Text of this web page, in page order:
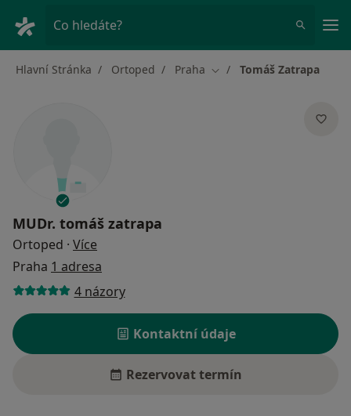
Co hledáte?
Hlavní Stránka Ortoped Praha Změna města
Tomáš Zatrapa
MUDr. tomáš zatrapa
Ortoped · Více
Praha 1 adresa
4 názory
Kontaktní údaje
Rezervovat termín